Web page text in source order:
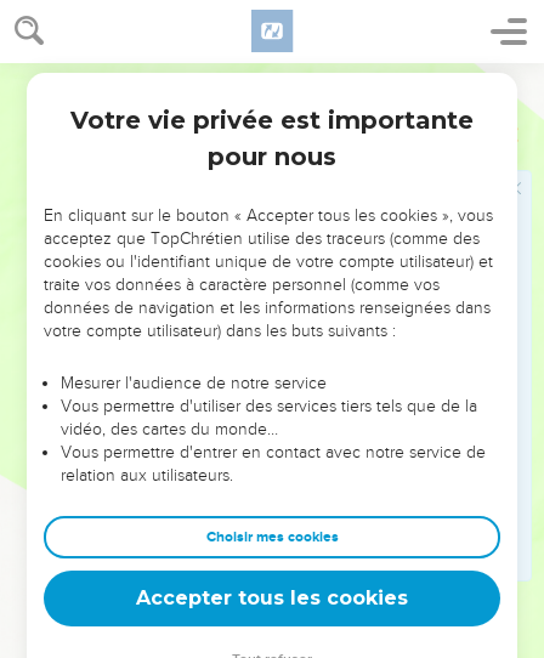
1 Rois 4
Salomon, chacun en son mois ; ils ne laissaient rien
manquer.
Et ils faisaient venir l'orge et la paille pour les chevaux et
les coursiers au lieu où étaient l'intendant, chacun selon sa
Et Dieu donna à Salomon de la sagesse et une très-grande
intelligence, et un coeur large comme le sable qui est sur le
bord de la mer.
Et la sagesse de Salomon était plus grande que la sagesse
de tous les fils de l'orient et toute la sagesse de l'Égypte.
Et il était plus sage qu'aucun homme, plus qu'Éthan,
Makhol. Et sa renommée était répandue parmi toutes les
nations, à l'entour.
Et il proféra trois mille proverbes, et ses cantiques furent
au nombre de mille et cinq.
Et il parla sur les arbres, depuis le cèdre qui est sur le
Liban, jusqu'à l'hysope qui sort du mur ; et il parla sur les
bêtes, et sur les oiseaux, et sur les reptiles, et sur les
poissons.
Et de tous les peuples on venait pour entendre la sagesse
Votre vie privée est importante
pour nous
En cliquant sur le bouton « Accepter tous les cookies », vous
acceptez que TopChrétien utilise des traceurs (comme des
cookies ou l'identifiant unique de votre compte utilisateur) et
traite vos données à caractère personnel (comme vos
données de navigation et les informations renseignées dans
votre compte utilisateur) dans les buts suivants :
Mesurer l'audience de notre service
Vous permettre d'utiliser des services tiers tels que de la
vidéo, des cartes du monde…
Vous permettre d'entrer en contact avec notre service de
relation aux utilisateurs.
Choisir mes cookies
Accepter tous les cookies